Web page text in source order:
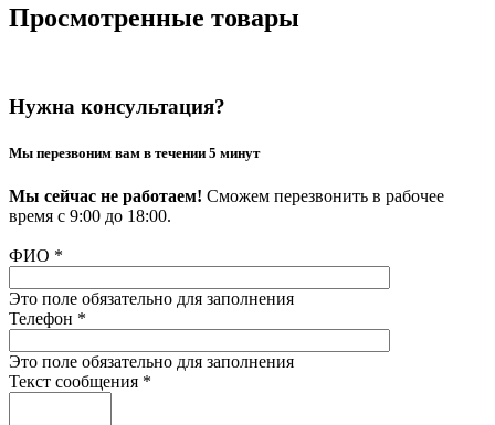
Просмотренные товары
Нужна консультация?
Мы перезвоним вам в течении 5 минут
Мы сейчас не работаем! Сможем перезвонить в рабочее
время с 9:00 до 18:00.
ФИО *
Это поле обязательно для заполнения
Телефон *
Это поле обязательно для заполнения
Текст сообщения *